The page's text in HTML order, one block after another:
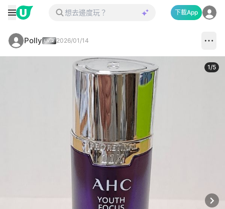
下載App
Polly 2026/01/14
1/5